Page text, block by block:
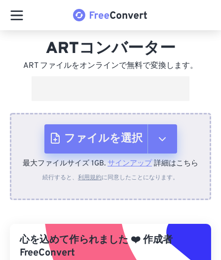
ARTコンバーター
ART ファイルをオンラインで無料で変換します。
ファイルを選択
デバイスから
Googleドライブから
最大ファイルサイズ 1GB. サインアップ詳細はこちら
続行すると、 利用規約に同意したことになります。
心を込めて作られました ❤️作成者
FreeConvert